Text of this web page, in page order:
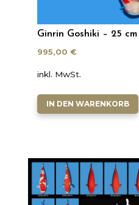
Ginrin Goshiki – 25 cm
995,00 €
inkl. MwSt.
IN DEN WARENKORB